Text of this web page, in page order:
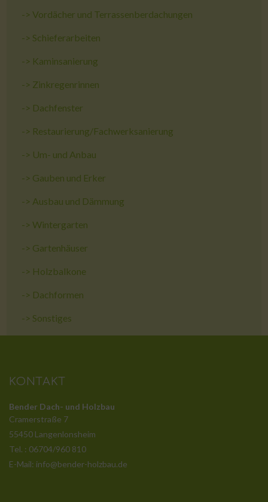
->Vordächer und Terrassenberdachungen
-> Schieferarbeiten
-> Kaminsanierung
-> Zinkregenrinnen
-> Dachfenster
-> Restaurierung/Fachwerksanierung
-> Um- und Anbau
-> Gauben und Erker
-> Ausbau und Dämmung
->Wintergarten
-> Gartenhäuser
-> Holzbalkone
-> Dachformen
-> Sonstiges
KONTAKT
Bender Dach- und Holzbau
Cramerstraße 7
55450 Langenlonsheim
Tel. : 06704/960 810
E-Mail: info@bender-holzbau.de